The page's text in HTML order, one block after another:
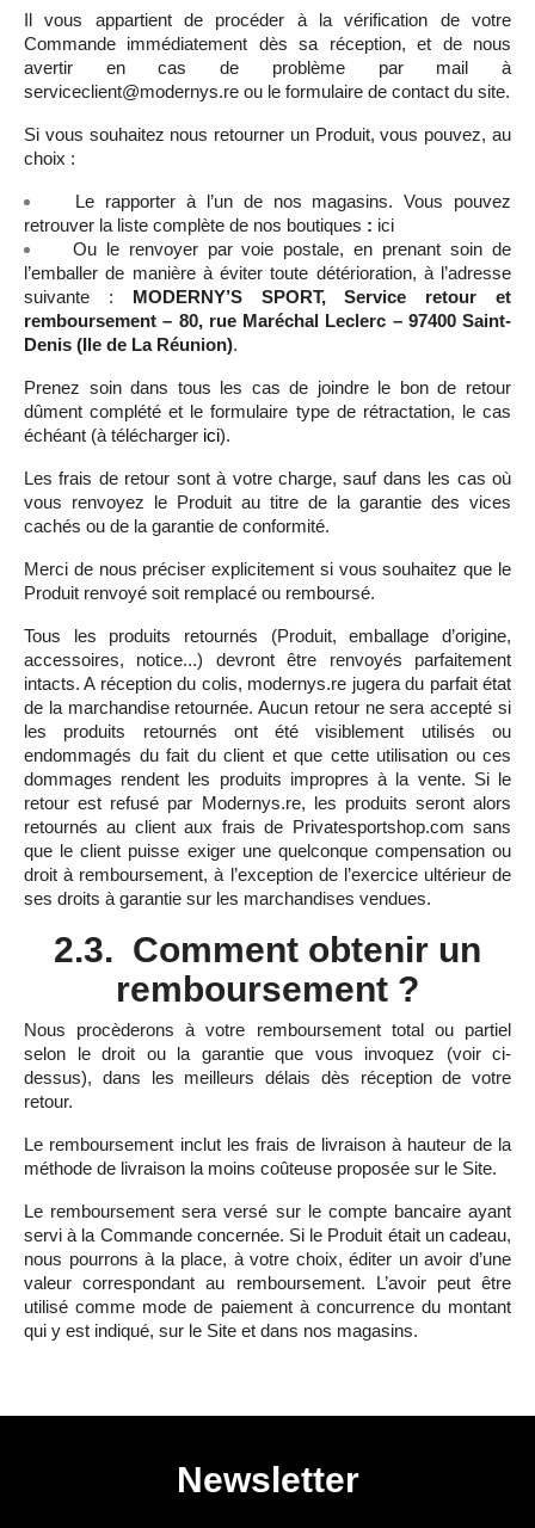
Il vous appartient de procéder à la vérification de votre
Commande immédiatement dès sa réception, et de nous
avertir en cas de problème par mail à
serviceclient@modernys.re ou le formulaire de contact du site.
Si vous souhaitez nous retourner un Produit, vous pouvez, au
choix :
Le rapporter à l’un de nos magasins. Vous pouvez
retrouver la liste complète de nos boutiques : ici
Ou le renvoyer par voie postale, en prenant soin de
l’emballer de manière à éviter toute détérioration, à l’adresse
suivante : MODERNY’S SPORT, Service retour et
remboursement – 80, rue Maréchal Leclerc – 97400 Saint-
Denis (Ile de La Réunion).
Prenez soin dans tous les cas de joindre le bon de retour
dûment complété et le formulaire type de rétractation, le cas
échéant (à télécharger ici).
Les frais de retour sont à votre charge, sauf dans les cas où
vous renvoyez le Produit au titre de la garantie des vices
cachés ou de la garantie de conformité.
Merci de nous préciser explicitement si vous souhaitez que le
Produit renvoyé soit remplacé ou remboursé.
Tous les produits retournés (Produit, emballage d’origine,
accessoires, notice...) devront être renvoyés parfaitement
intacts. A réception du colis, modernys.re jugera du parfait état
de la marchandise retournée. Aucun retour ne sera accepté si
les produits retournés ont été visiblement utilisés ou
endommagés du fait du client et que cette utilisation ou ces
dommages rendent les produits impropres à la vente. Si le
retour est refusé par Modernys.re, les produits seront alors
retournés au client aux frais de Privatesportshop.com sans
que le client puisse exiger une quelconque compensation ou
droit à remboursement, à l’exception de l’exercice ultérieur de
ses droits à garantie sur les marchandises vendues.
2.3. Comment obtenir un
remboursement ?
Nous procèderons à votre remboursement total ou partiel
selon le droit ou la garantie que vous invoquez (voir ci-
dessus), dans les meilleurs délais dès réception de votre
retour.
Le remboursement inclut les frais de livraison à hauteur de la
méthode de livraison la moins coûteuse proposée sur le Site.
Le remboursement sera versé sur le compte bancaire ayant
servi à la Commande concernée. Si le Produit était un cadeau,
nous pourrons à la place, à votre choix, éditer un avoir d’une
valeur correspondant au remboursement. L’avoir peut être
utilisé comme mode de paiement à concurrence du montant
qui y est indiqué, sur le Site et dans nos magasins.
Newsletter